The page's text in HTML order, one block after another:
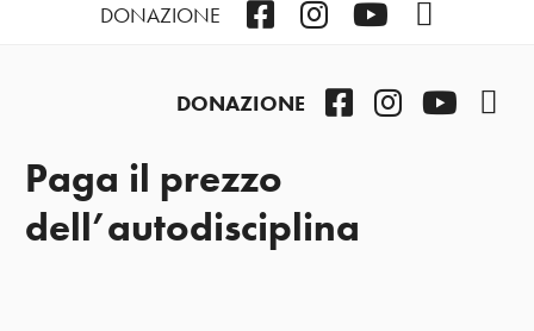
DONAZIONE FacebookInstagram
DONAZIONE Facebook
Instagram
Paga il prezzo
dell’autodisciplina